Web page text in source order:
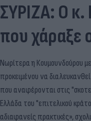
ΣΥΡΙΖΑ: Ο
που
Νωρίτερα η Κουμουνδούρου
προκειμένου να
που αναφέρονται στις
Ελλάδα του "επιτελικού
αδιαφανείς πρακτικές»,